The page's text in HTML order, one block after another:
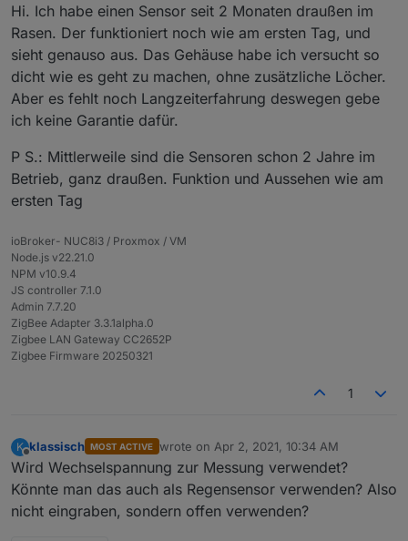
Versa
nd
"in DE inklusive"
------
-----
hreib
(kein Helligkeit, kein Temperaturmessung "
Es gibt 2 Varianten:
Sendeintervall:
Alte Firmware : 15 Minuten (kann ich vor dem Versand
ändern)
Neu Firmware: über Zigbee Adapter einstellbar
Hi. Ich habe einen Sensor seit 2 Monaten draußen im
Rasen. Der funktioniert noch wie am ersten Tag, und
sieht genauso aus. Das Gehäuse habe ich versucht so
dicht wie es geht zu machen, ohne zusätzliche Löcher.
Aber es fehlt noch Langzeiterfahrung deswegen gebe
ich keine Garantie dafür.
P S.: Mittlerweile sind die Sensoren schon 2 Jahre im
Betrieb, ganz draußen. Funktion und Aussehen wie am
ersten Tag
ioBroker- NUC8i3 / Proxmox / VM
Node.js v22.21.0
NPM v10.9.4
JS controller 7.1.0
Admin 7.7.20
ZigBee Adapter 3.3.1alpha.0
Zigbee LAN Gateway CC2652P
Zigbee Firmware 20250321
1
K
Offline
klassisch MOST ACTIVE wrote on Apr 2, 2021, 10:34 AM
last edited by
Wird Wechselspannung zur Messung verwendet?
Könnte man das auch als Regensensor verwenden? Also
nicht eingraben, sondern offen verwenden?